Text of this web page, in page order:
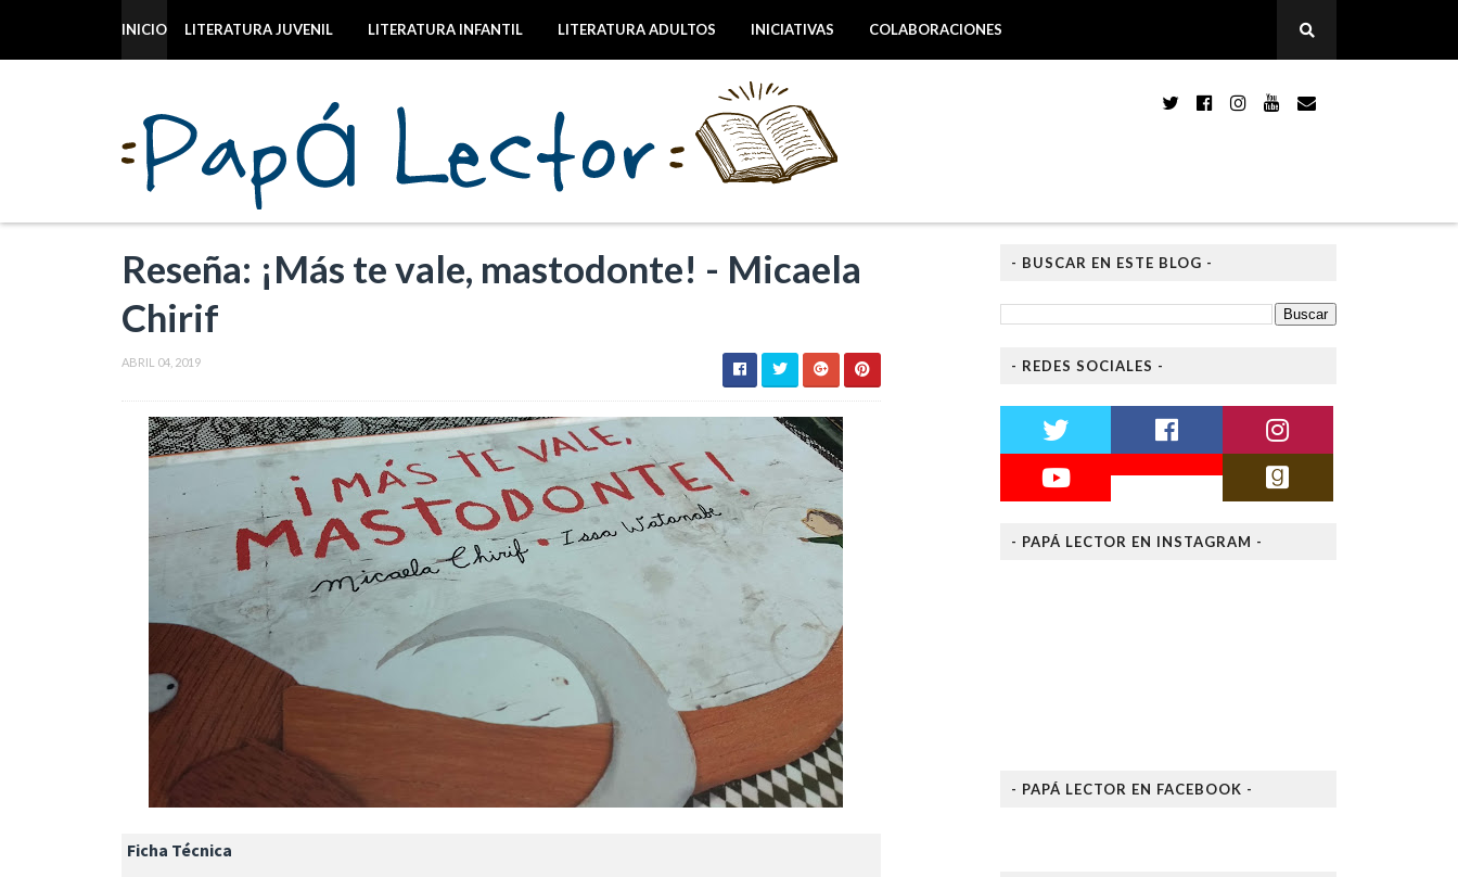
INICIO LITERATURA JUVENIL LITERATURA INFANTIL LITERATURA ADULTOS INICIATIVAS COLABORACIONES
Reseña: ¡Más te vale, mastodonte! - Micaela
Chirif
ABRIL 04, 2019
Ficha Técnica
- BUSCAR EN ESTE BLOG -
- REDES SOCIALES -
- PAPÁ LECTOR EN INSTAGRAM -
- PAPÁ LECTOR EN FACEBOOK -